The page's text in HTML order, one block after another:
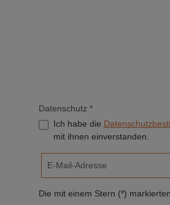
Datenschutz *
Ich habe die
mit ihnen einverstanden.
Die mit einem Stern (*)